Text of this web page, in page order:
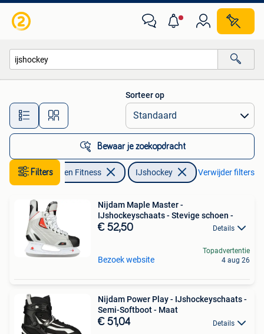
Alle afstanden…
Sorteer op
Bewaar je zoekopdracht
FiltersSport en Fitness IJshockey Verwijder filters
Nijdam Maple Master -
IJshockeyschaats - Stevige schoen -
€ 52,50 Details
Bezoek website
Topadvertentie
4 aug 26
Nijdam Power Play - IJshockeyschaats -
Semi-Softboot - Maat
€ 51,04 Details